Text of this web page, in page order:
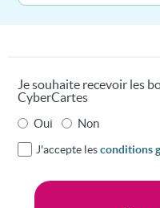
Je souhaite recevoir les
CyberCartes
Oui Non
J'accepte lesconditions